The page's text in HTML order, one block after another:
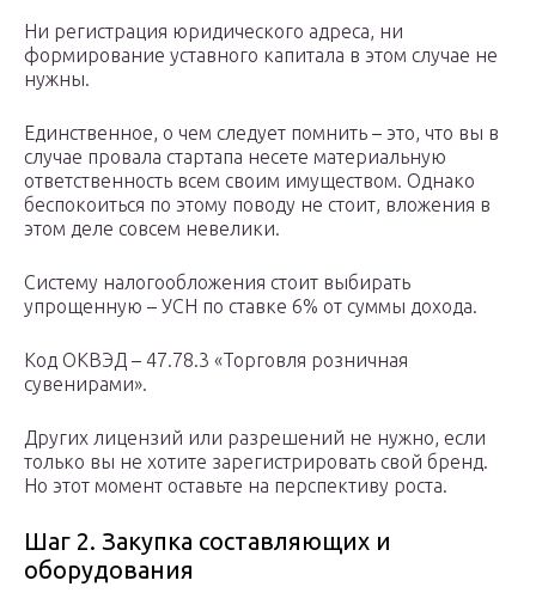
Ни регистрация юридического адреса, ни
формирование уставного капитала в этом случае не
нужны.
Единственное, о чем следует помнить – это, что вы в
случае провала стартапа несете материальную
ответственность всем своим имуществом. Однако
беспокоиться по этому поводу не стоит, вложения в
этом деле совсем невелики.
Систему налогообложения стоит выбирать
упрощенную – УСН по ставке 6% от суммы дохода.
Код ОКВЭД – 47.78.3 «Торговля розничная
сувенирами».
Других лицензий или разрешений не нужно, если
только вы не хотите зарегистрировать свой бренд.
Но этот момент оставьте на перспективу роста.
Шаг 2. Закупка составляющих и
оборудования